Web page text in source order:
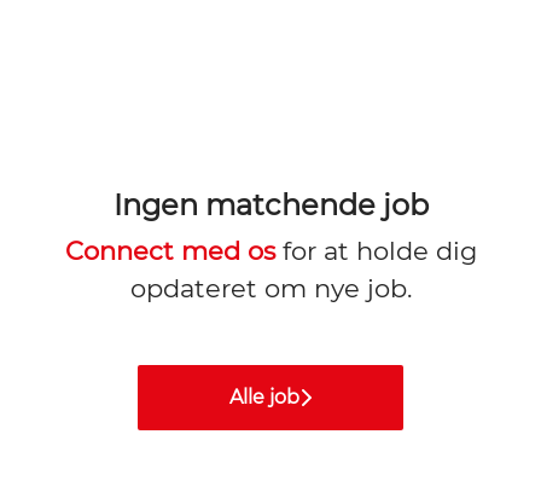
Ingen matchende job
Connect med osfor at holde dig
opdateret om nye job.
Alle job